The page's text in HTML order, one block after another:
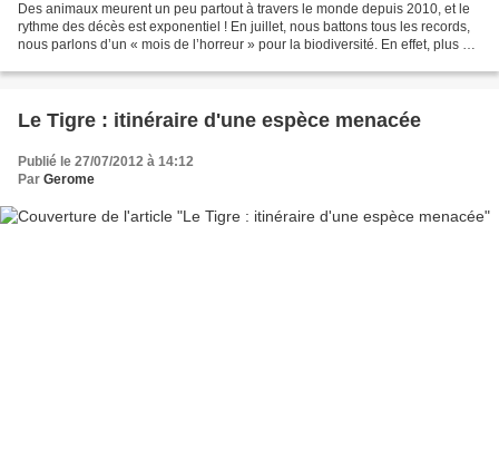
Des animaux meurent un peu partout à travers le monde depuis 2010, et le
rythme des décès est exponentiel ! En juillet, nous battons tous les records,
nous parlons d’un « mois de l’horreur » pour la biodiversité. En effet, plus de
Le Tigre : itinéraire d'une espèce menacée
Publié le 27/07/2012 à 14:12
Par Gerome